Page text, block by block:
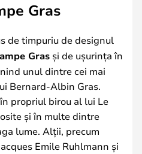
Gras
de timpuriu de designul
Gras și de ușurința în
unul dintre cei mai
Bernard-Albin Gras.
propriul birou al lui Le
și în multe dintre
lume. Alții, precum
Emile Ruhlmann și